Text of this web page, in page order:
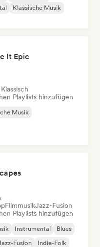
Klassische Musik
It Epic
Playlists hinzufügen
Musik
FilmmusikJazz-Fusion
Playlists hinzufügen
Instrumental
Blues
Fusion Indie-Folk